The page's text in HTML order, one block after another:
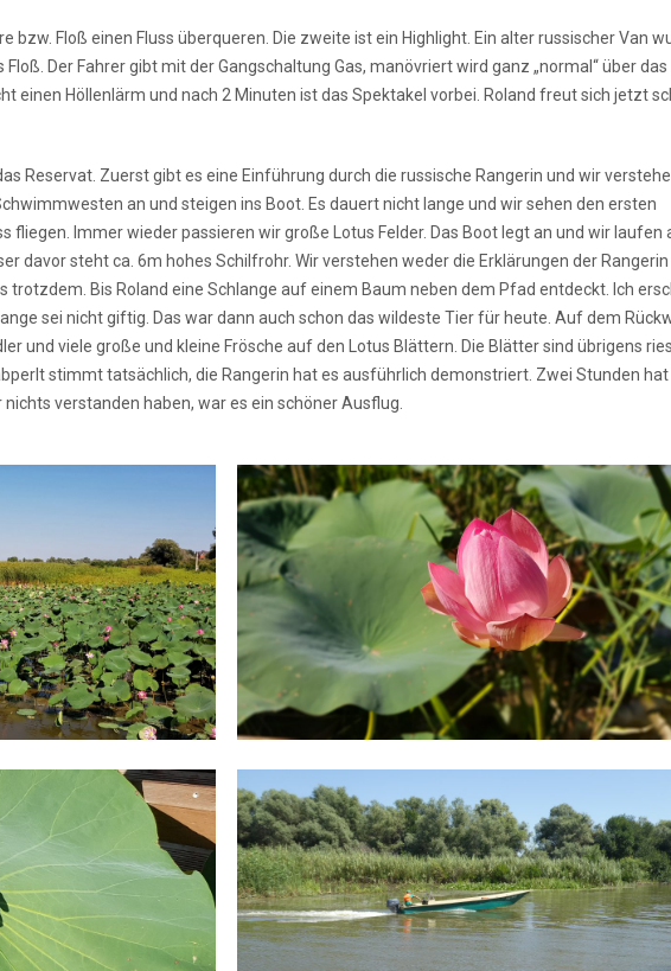
bzw. Floß einen Fluss überqueren. Die zweite ist ein Highlight. Ein alter russischer Van
Der Fahrer gibt mit der Gangschaltung Gas, manövriert wird ganz „normal“ über das
einen Höllenlärm und nach 2 Minuten ist das Spektakel vorbei. Roland freut sich jetzt
Reservat. Zuerst gibt es eine Einführung durch die russische Rangerin und wir
an und steigen ins Boot. Es dauert nicht lange und wir sehen den ersten
fliegen. Immer wieder passieren wir große Lotus Felder. Das Boot legt an und wir laufen
davor steht ca. 6m hohes Schilfrohr. Wir verstehen weder die Erklärungen der Rangerin
trotzdem. Bis Roland eine Schlange auf einem Baum neben dem Pfad entdeckt. Ich
sei nicht giftig. Das war dann auch schon das wildeste Tier für heute. Auf dem
und viele große und kleine Frösche auf den Lotus Blättern. Die Blätter sind übrigens
stimmt tatsächlich, die Rangerin hat es ausführlich demonstriert. Zwei Stunden
verstanden haben, war es ein schöner Ausflug.